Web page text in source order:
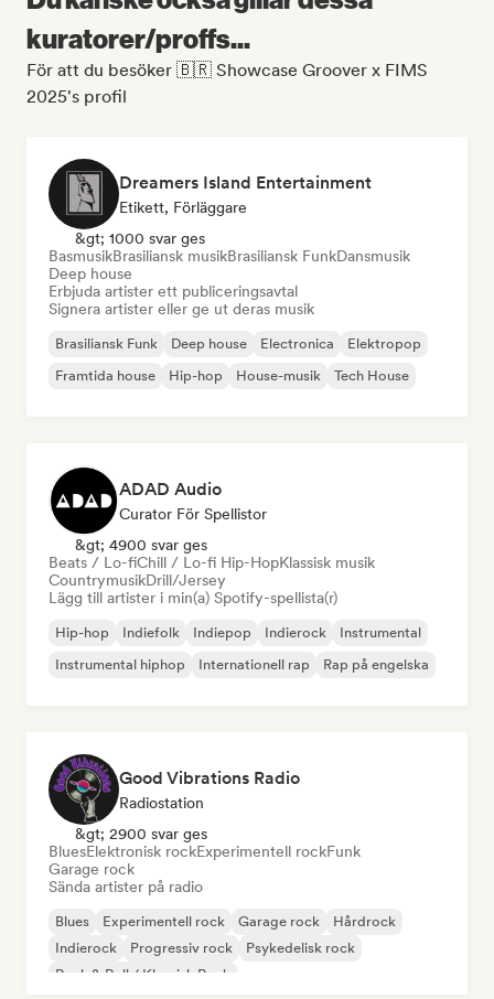
kuratorer/proffs...
För att du besöker 🇧🇷 Showcase Groover x FIMS
2025's profil
Dreamers Island Entertainment
Etikett, Förläggare
&gt; 1000 svar ges
BasmusikBrasiliansk musikBrasiliansk FunkDansmusik
Deep house
Erbjuda artister ett publiceringsavtal
Signera artister eller ge ut deras musik
Brasiliansk Funk Deep house Electronica
Elektropop
Framtida house
Hip-hop House-musik Tech House
ADAD Audio
Curator För Spellistor
&gt; 4900 svar ges
Beats / Lo-fiChill / Lo-fi Hip-HopKlassisk musik
CountrymusikDrill/Jersey
Lägg till artister i min(a) Spotify-spellista(r)
Hip-hop Indiefolk Indiepop Indierock
Instrumental
Instrumental hiphop
Internationell rap Rap på engelska
Good Vibrations Radio
Radiostation
&gt; 2900 svar ges
BluesElektronisk rockExperimentell rockFunk
Garage rock
Sända artister på radio
Blues Experimentell rock Garage rock
Hårdrock
Indierock
Progressiv rock
Psykedelisk rock
Rock & Roll / Klassisk Rock